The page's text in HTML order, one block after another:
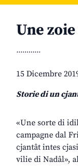
Une
............
15 Dicembre
Storie di un
«Une sorte di
campagne dal
cjantât intes
vilie di Nadâl»,